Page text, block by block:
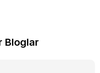
Bloglar